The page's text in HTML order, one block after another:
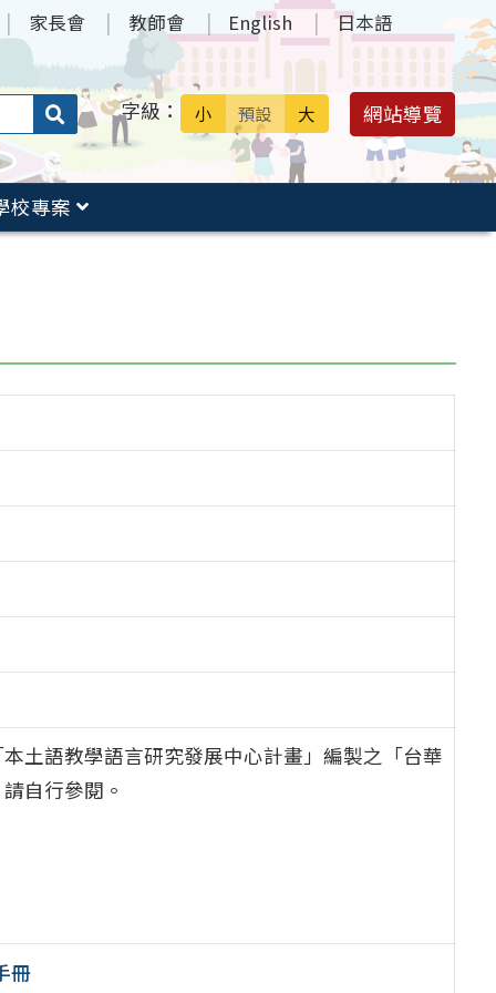
家長會 教師會 English 日本語
搜
送出 字級： 小 預設 大 網站導覽
校專案
土語教學語言研究發展中心計畫」編製之「台華
自行參閱。
冊